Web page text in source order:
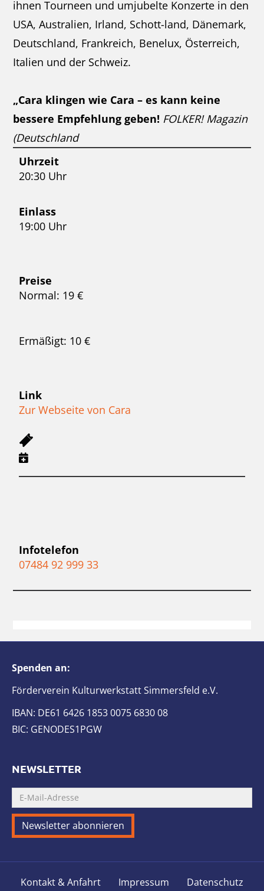
Uhrzeit
20:30 Uhr
Einlass
19:00 Uhr
Preise
Normal: 19 €
Ermäßigt: 10 €
Link
Zur Webseite von Cara
Infotelefon
07484 92 999 33
ihnen Tourneen und umjubelte Konzerte in den
USA, Australien, Irland, Schott-land, Dänemark,
Deutschland, Frankreich, Benelux, Österreich,
Italien und der Schweiz.
„Cara klingen wie Cara – es kann keine
bessere Empfehlung geben! FOLKER! Magazin
(Deutschland
Spenden an:
Förderverein Kulturwerkstatt Simmersfeld e.V.
IBAN: DE61 6426 1853 0075 6830 08
BIC: GENODES1PGW
NEWSLETTER
Kontakt & Anfahrt Impressum Datenschutz